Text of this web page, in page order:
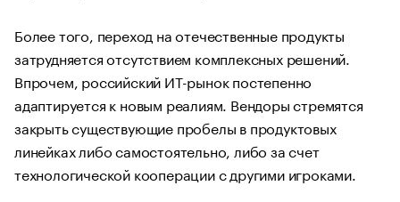
Более того, переход на отечественные продукты
затрудняется отсутствием комплексных решений.
Впрочем, российский ИТ-рынок постепенно
адаптируется к новым реалиям. Вендоры стремятся
закрыть существующие пробелы в продуктовых
линейках либо самостоятельно, либо за счет
технологической кооперации с другими игроками.